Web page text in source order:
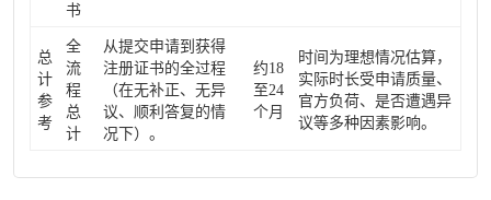
书
总
计
参
考
全
流
程
总
计
从提交申请到获得
注册证书的全过程
（在无补正、无异
议、顺利答复的情
况下）。
约18
至24
个月
时间为理想情况估算，
实际时长受申请质量、
官方负荷、是否遭遇异
议等多种因素影响。